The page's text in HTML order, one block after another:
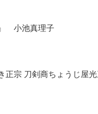
小池真理子
正宗 刀剣商ちょうじ屋